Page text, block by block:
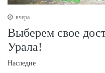
вчера
Выберем свое
Урала!
Наследие